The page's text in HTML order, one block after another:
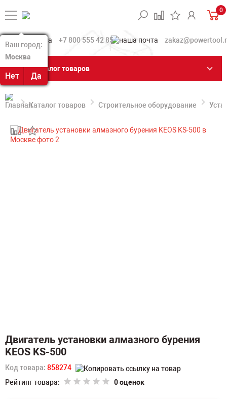
Ваш город:
Москва
Нет Да
Ваш город:
Москва
Нет Да
0
+7 800 555 42 85
Каталог товаров
Каталог товаров Строительное оборудование
Двигатель установки алмазного бурения
KEOS KS-500
Код товара: 858274
Рейтинг товара:
0 оценок